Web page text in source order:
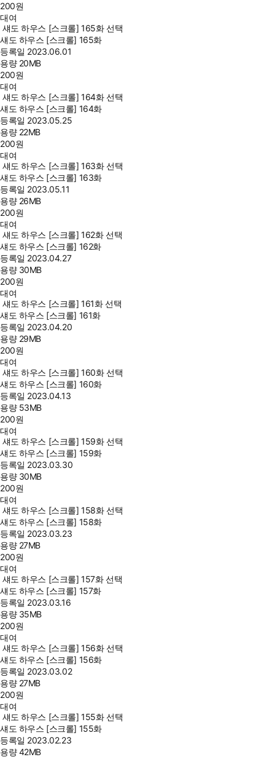
200원
대여
섀도 하우스 [스크롤] 165화 선택
섀도 하우스 [스크롤] 165화
등록일 2023.06.01
용량 20MB
200원
대여
섀도 하우스 [스크롤] 164화 선택
섀도 하우스 [스크롤] 164화
등록일 2023.05.25
용량 22MB
200원
대여
섀도 하우스 [스크롤] 163화 선택
섀도 하우스 [스크롤] 163화
등록일 2023.05.11
용량 26MB
200원
대여
섀도 하우스 [스크롤] 162화 선택
섀도 하우스 [스크롤] 162화
등록일 2023.04.27
용량 30MB
200원
대여
섀도 하우스 [스크롤] 161화 선택
섀도 하우스 [스크롤] 161화
등록일 2023.04.20
용량 29MB
200원
대여
섀도 하우스 [스크롤] 160화 선택
섀도 하우스 [스크롤] 160화
등록일 2023.04.13
용량 53MB
200원
대여
섀도 하우스 [스크롤] 159화 선택
섀도 하우스 [스크롤] 159화
등록일 2023.03.30
용량 30MB
200원
대여
섀도 하우스 [스크롤] 158화 선택
섀도 하우스 [스크롤] 158화
등록일 2023.03.23
용량 27MB
200원
대여
섀도 하우스 [스크롤] 157화 선택
섀도 하우스 [스크롤] 157화
등록일 2023.03.16
용량 35MB
200원
대여
섀도 하우스 [스크롤] 156화 선택
섀도 하우스 [스크롤] 156화
등록일 2023.03.02
용량 27MB
200원
대여
섀도 하우스 [스크롤] 155화 선택
섀도 하우스 [스크롤] 155화
등록일 2023.02.23
용량42MB